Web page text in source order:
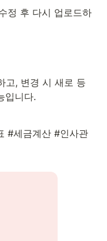
정 후 다시 업로드하
고, 변경 시 새로 등
입니다.
#세금계산 #인사관